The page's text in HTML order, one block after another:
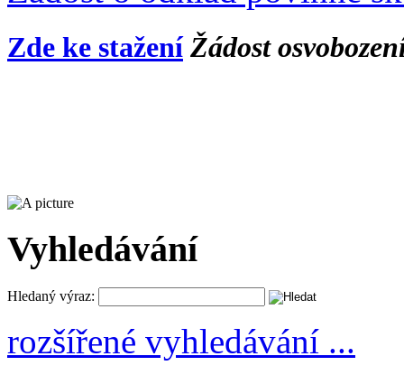
Zde ke staženíŽádost
Vyhledávání
Hledaný výraz:
rozšířené vyhledávání ...